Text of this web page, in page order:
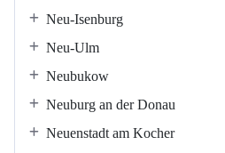
Neu-Isenburg
Neu-Ulm
Neubukow
Neuburg an der Donau
Neuenstadt am Kocher